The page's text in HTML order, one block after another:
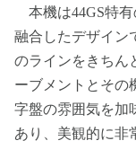
本機は44GS特有
融合したデザイン
のラインをきちん
ーブメントとその
字盤の雰囲気を加
あり、美観的に非